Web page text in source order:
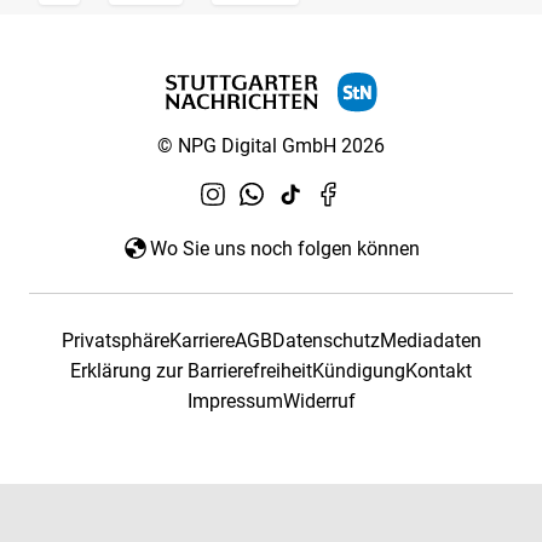
© NPG Digital GmbH 2026
Wo Sie uns noch folgen können
PrivatsphäreKarriereAGBDatenschutzMediadaten
Erklärung zur BarrierefreiheitKündigungKontakt
ImpressumWiderruf